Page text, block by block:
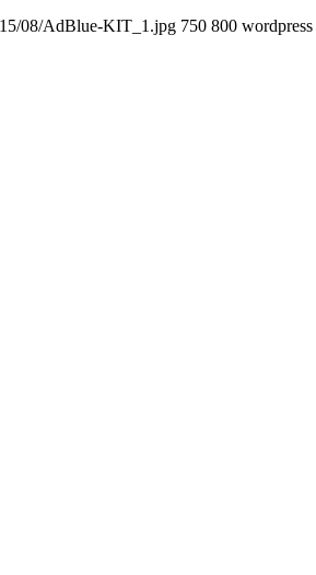
08/AdBlue-KIT_1.jpg 750 800 wordpress